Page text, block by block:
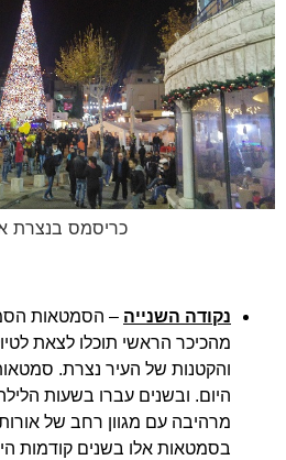
כריסמס בנצרת
נקודה השנייה – הסמטאות
מהכיכר הראשי תוכלו לצאת
והקטנות של העיר נצרת.
היום. ובשנים עברו בשעות
מרהיבה עם מגוון רחב של
בסמטאות אלו בשנים קודמות